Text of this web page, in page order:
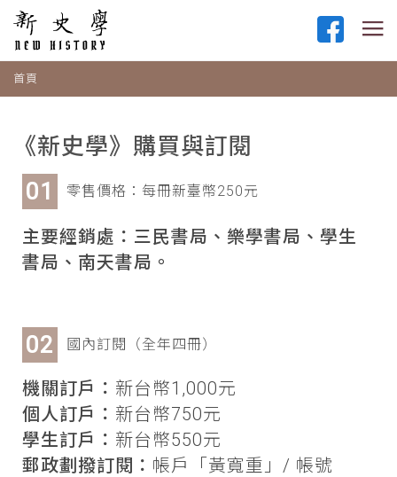
首頁
《新史學》購買與訂閱
零售價格：每冊新臺幣250元
主要經銷處：三民書局、樂學書局、學生
書局、南天書局。
國內訂閱（全年四冊）
機關訂戶： 新台幣1,000元
個人訂戶： 新台幣750元
學生訂戶： 新台幣550元
郵政劃撥訂閱： 帳戶「黃寬重」/ 帳號